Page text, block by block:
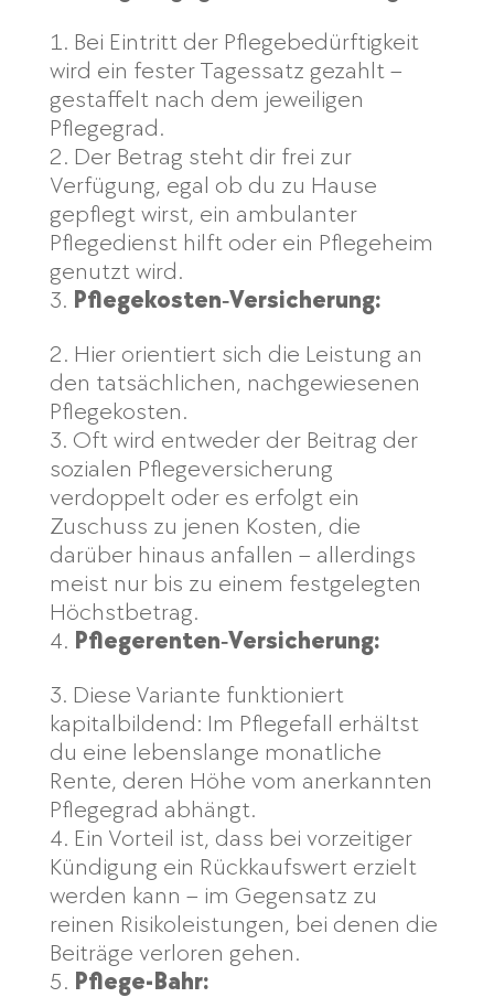
Bei Eintritt der Pflegebedürftigkeit
wird ein fester Tagessatz gezahlt –
gestaffelt nach dem jeweiligen
Pflegegrad.
Der Betrag steht dir frei zur
Verfügung, egal ob du zu Hause
gepflegt wirst, ein ambulanter
Pflegedienst hilft oder ein Pflegeheim
genutzt wird.
Pflegekosten‑Versicherung:
Hier orientiert sich die Leistung an
den tatsächlichen, nachgewiesenen
Pflegekosten.
Oft wird entweder der Beitrag der
sozialen Pflegeversicherung
verdoppelt oder es erfolgt ein
Zuschuss zu jenen Kosten, die
darüber hinaus anfallen – allerdings
meist nur bis zu einem festgelegten
Höchstbetrag.
Pflegerenten‑Versicherung:
Diese Variante funktioniert
kapitalbildend: Im Pflegefall erhältst
du eine lebenslange monatliche
Rente, deren Höhe vom anerkannten
Pflegegrad abhängt.
Ein Vorteil ist, dass bei vorzeitiger
Kündigung ein Rückkaufswert erzielt
werden kann – im Gegensatz zu
reinen Risikoleistungen, bei denen die
Beiträge verloren gehen.
Pflege-Bahr: